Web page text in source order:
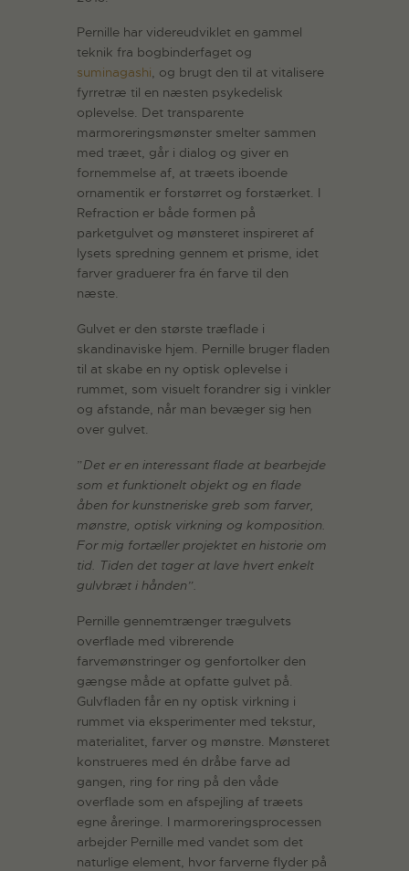
Pernille har videreudviklet en gammel
teknik fra bogbinderfaget og
suminagashi, og brugt den til at vitalisere
fyrretræ til en næsten psykedelisk
oplevelse. Det transparente
marmoreringsmønster smelter sammen
med træet, går i dialog og giver en
fornemmelse af, at træets iboende
ornamentik er forstørret og forstærket. I
Refraction er både formen på
parketgulvet og mønsteret inspireret af
lysets spredning gennem et prisme, idet
farver graduerer fra én farve til den
næste.
Gulvet er den største træflade i
skandinaviske hjem. Pernille bruger fladen
til at skabe en ny optisk oplevelse i
rummet, som visuelt forandrer sig i vinkler
og afstande, når man bevæger sig hen
over gulvet.
”Det er en interessant flade at bearbejde
som et funktionelt objekt og en flade
åben for kunstneriske greb som farver,
mønstre, optisk virkning og komposition.
For mig fortæller projektet en historie om
tid. Tiden det tager at lave hvert enkelt
gulvbræt i hånden”.
Pernille gennemtrænger trægulvets
overflade med vibrerende
farvemønstringer og genfortolker den
gængse måde at opfatte gulvet på.
Gulvfladen får en ny optisk virkning i
rummet via eksperimenter med tekstur,
materialitet, farver og mønstre. Mønsteret
konstrueres med én dråbe farve ad
gangen, ring for ring på den våde
overflade som en afspejling af træets
egne åreringe. I marmoreringsprocessen
arbejder Pernille med vandet som det
naturlige element, hvor farverne flyder på